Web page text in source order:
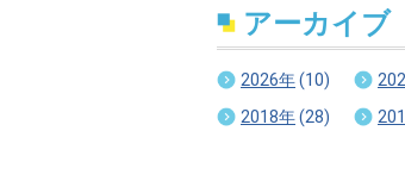
アーカイブ
2026年(10)
2018年(28)